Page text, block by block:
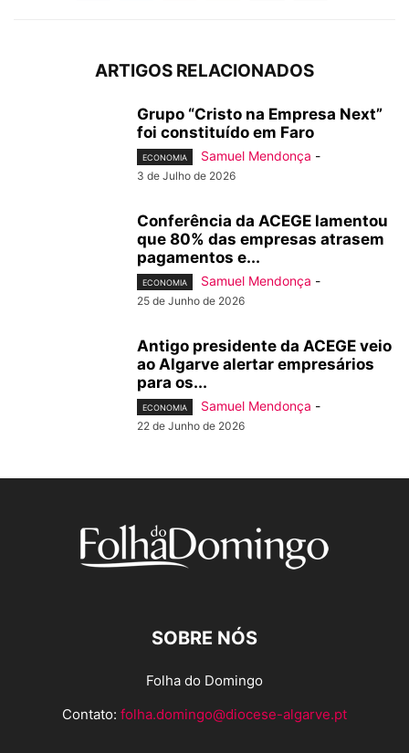
ARTIGOS RELACIONADOS
Grupo “Cristo na Empresa Next”
foi constituído em Faro
ECONOMIA Samuel Mendonça -
3 de Julho de 2026
Conferência da ACEGE lamentou
que 80% das empresas atrasem
pagamentos e...
ECONOMIA Samuel Mendonça -
25 de Junho de 2026
Antigo presidente da ACEGE veio
ao Algarve alertar empresários
para os...
ECONOMIA Samuel Mendonça -
22 de Junho de 2026
SOBRE NÓS
Folha do Domingo
Contato: folha.domingo@diocese-algarve.pt